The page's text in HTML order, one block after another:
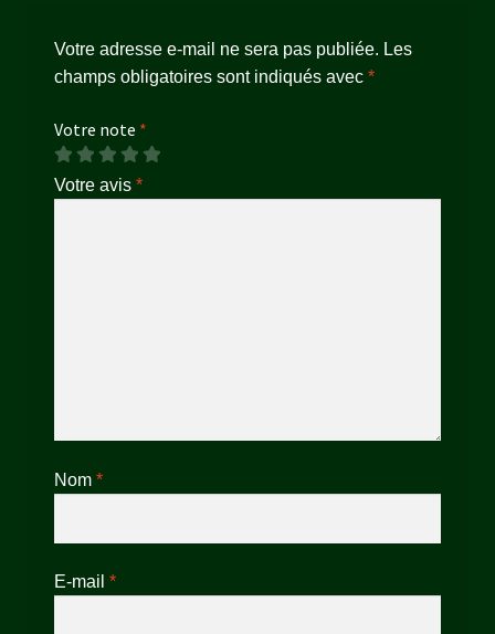
Votre adresse e-mail ne sera pas publiée. Les
champs obligatoires sont indiqués avec *
Votre note *
Votre avis *
Nom *
E-mail *